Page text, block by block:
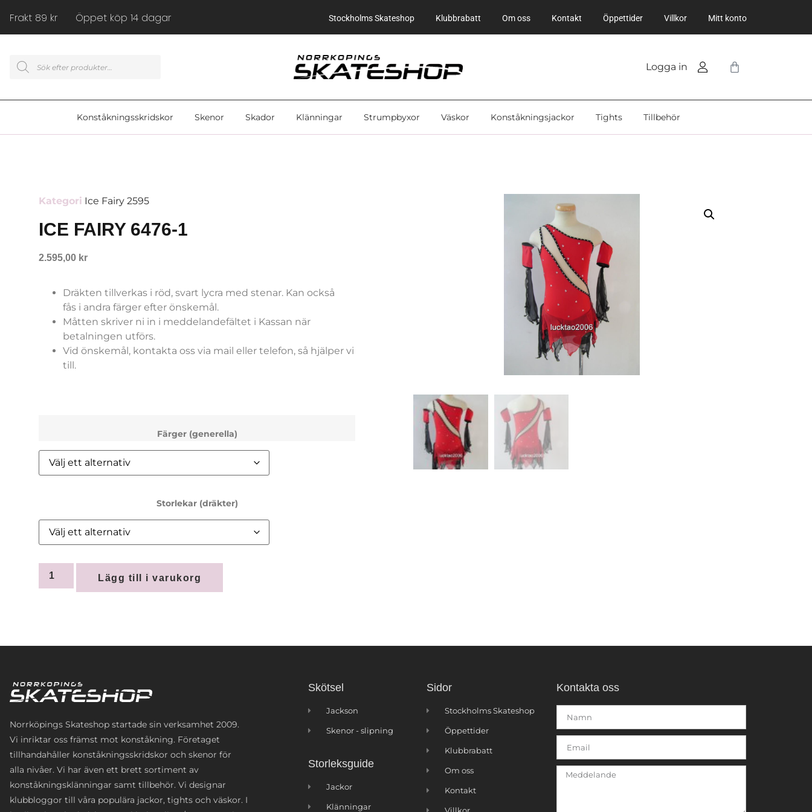
Frakt 89 kr Öppet köp 14 dagar Stockholms Skateshop Klubbrabatt Om oss Kontakt Öppettider Villkor Mitt konto
Logga in
Konståkningsskridskor Skenor Skador Klänningar Strumpbyxor Väskor Konståkningsjackor Tights Tillbehör
Kategori Ice Fairy 2595
ICE FAIRY 6476-1
2.595,00 kr
Dräkten tillverkas i röd, svart lycra med stenar. Kan också
fås i andra färger efter önskemål.
Måtten skriver ni in i meddelandefältet i Kassan när
betalningen utförs.
Vid önskemål, kontakta oss via mail eller telefon, så hjälper vi
till.
Färger (generella)
Storlekar (dräkter)
Lägg till i varukorg
Norrköpings Skateshop startade sin verksamhet 2009.
Vi inriktar oss främst mot konståkning. Företaget
tillhandahåller konståkningsskridskor och skenor för
alla nivåer. Vi har även ett brett sortiment av
konståkningsklänningar samt tillbehör. Vi designar
klubbloggor till våra populära jackor, tights och väskor. I
Skötsel
Jackson
Skenor - slipning
Storleksguide
Jackor
Klänningar
Sidor
Stockholms Skateshop
Öppettider
Klubbrabatt
Om oss
Kontakt
Villkor
Kontakta oss